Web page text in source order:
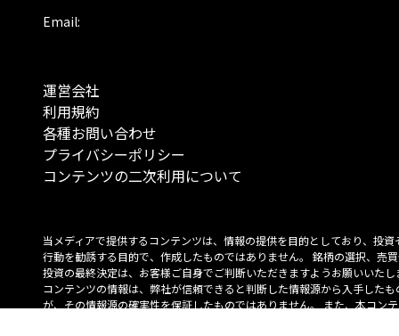
Email:
運営会社
利用規約
各種お問い合わせ
プライバシーポリシー
コンテンツの二次利用について
当メディアで提供するコンテンツは、情報の提供を目的としており、投資
行動を勧誘する目的で、作成したものではありません。 銘柄の選択、売
投資の最終決定は、お客様ご自身でご判断いただきますようお願いいたし
コンテンツの情報は、弊社が信頼できると判断した情報源から入手したも
が、その情報源の確実性を保証したものではありません。 また、本コン